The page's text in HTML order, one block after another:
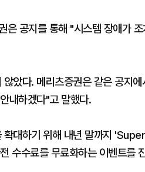
은 공지를 통해 "시스템 장애가
았다. 메리츠증권은 같은 공지
내하겠다"고 말했다.
확대하기 위해 내년 말까지
수수료를 무료화하는 이벤트를